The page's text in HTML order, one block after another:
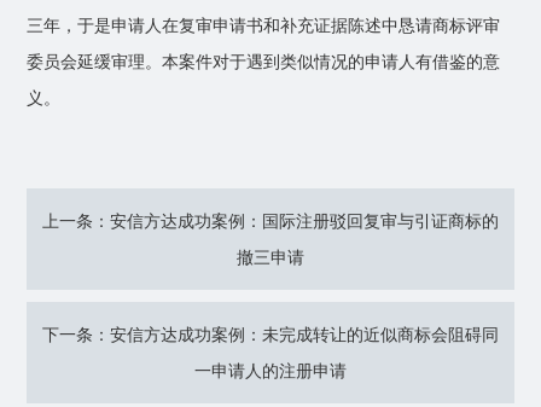
三年，于是申请人在复审申请书和补充证据陈述中恳请商标评审
委员会延缓审理。本案件对于遇到类似情况的申请人有借鉴的意
义。
上一条：安信方达成功案例：国际注册驳回复审与引证商标的
撤三申请
下一条：安信方达成功案例：未完成转让的近似商标会阻碍同
一申请人的注册申请